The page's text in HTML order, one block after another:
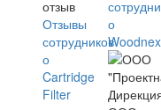
отзыв
Отзывы
сотрудников
о
Cartridge
Filter
о